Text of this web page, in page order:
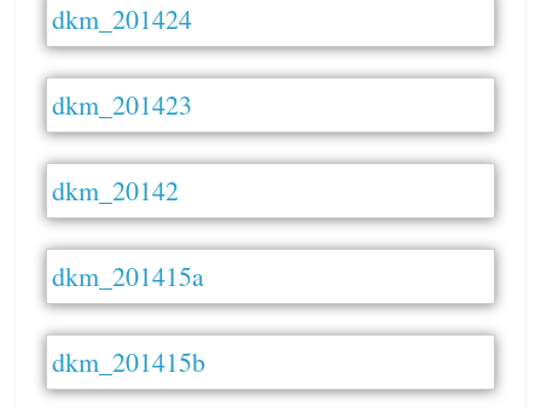
dkm_201424
dkm_201423
dkm_20142
dkm_201415a
dkm_201415b